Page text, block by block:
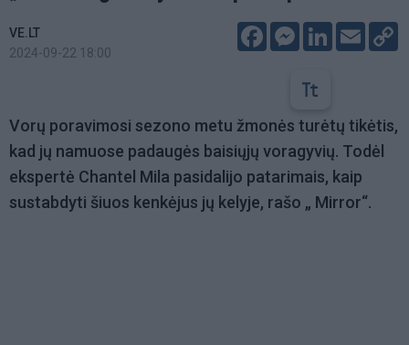
VE.LT
2024-09-22 18:00
FacebookMessenger
LinkedIn
Email
Vorų poravimosi sezono metu žmonės turėtų tikėtis,
kad jų namuose padaugės baisiųjų voragyvių. Todėl
ekspertė Chantel Mila pasidalijo patarimais, kaip
sustabdyti šiuos kenkėjus jų kelyje, rašo „ Mirror“.